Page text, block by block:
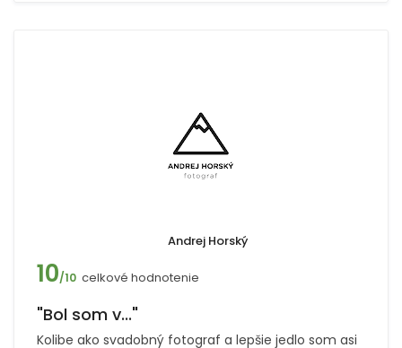
Andrej Horský
10/10 celkové hodnotenie
"Bol som v..."
Kolibe ako svadobný fotograf a lepšie jedlo som asi